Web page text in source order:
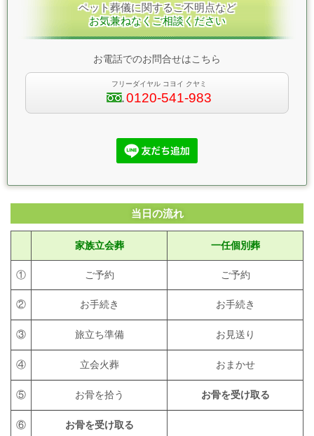
ペット葬儀に関するご不明点など
お気兼ねなくご相談ください
お電話でのお問合せはこちら
フリーダイヤル コヨイ クヤミ
0120-541-983
当日の流れ
家族立会葬 一任個別葬
① ご予約 ご予約
② お手続き お手続き
③ 旅立ち準備 お見送り
④ 立会火葬 おまかせ
⑤ お骨を拾う お骨を受け取る
⑥ お骨を受け取る